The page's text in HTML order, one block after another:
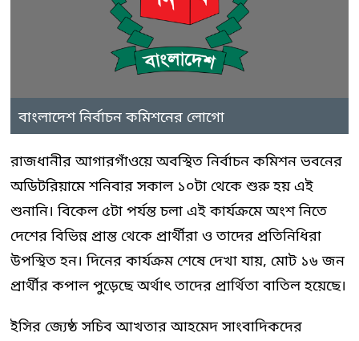
বাংলাদেশ নির্বাচন কমিশনের লোগো
রাজধানীর আগারগাঁওয়ে অবস্থিত নির্বাচন কমিশন ভবনের
অডিটরিয়ামে শনিবার সকাল ১০টা থেকে শুরু হয় এই
শুনানি। বিকেল ৫টা পর্যন্ত চলা এই কার্যক্রমে অংশ নিতে
দেশের বিভিন্ন প্রান্ত থেকে প্রার্থীরা ও তাদের প্রতিনিধিরা
উপস্থিত হন। দিনের কার্যক্রম শেষে দেখা যায়, মোট ১৬ জন
প্রার্থীর কপাল পুড়েছে অর্থাৎ তাদের প্রার্থিতা বাতিল হয়েছে।
ইসির জ্যেষ্ঠ সচিব আখতার আহমেদ সাংবাদিকদের